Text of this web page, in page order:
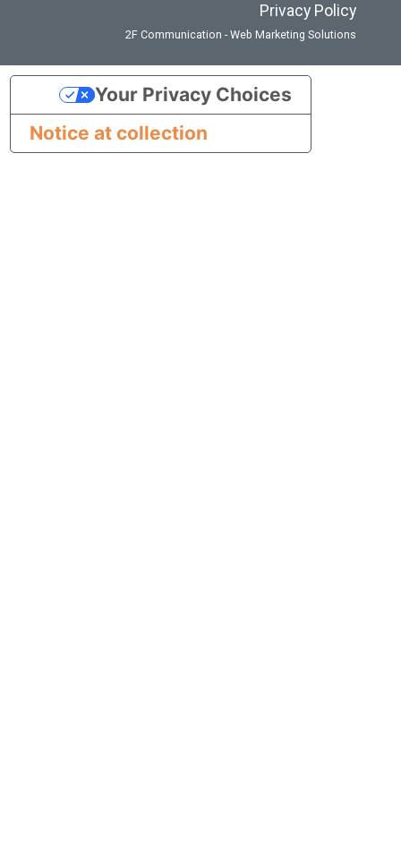
Privacy Policy
2F Communication - Web Marketing Solutions
Notice at collection
Your Privacy Choices